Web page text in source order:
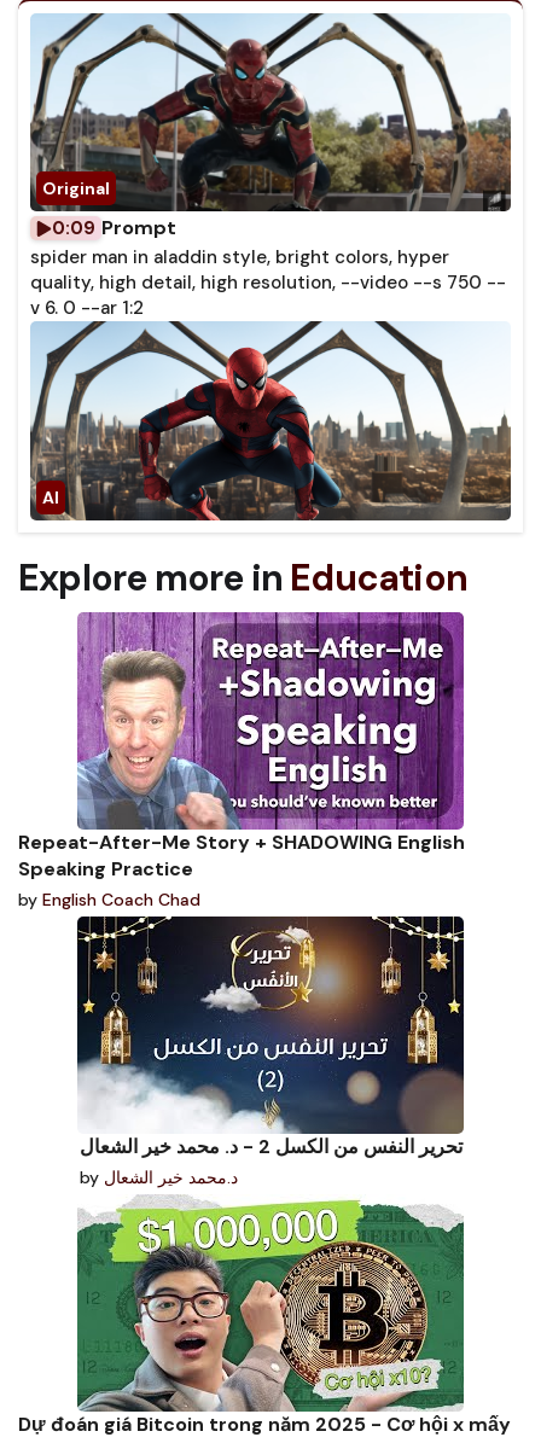
0:09 Prompt
spider man in aladdin style, bright colors, hyper
quality, high detail, high resolution, --video --s 750 --
v 6. 0 --ar 1:2
Explore more in Education
Repeat-After-Me Story + SHADOWING English
Speaking Practice
by English Coach Chad
تحرير النفس من الكسل 2 - د. محمد خير الشعال
by د.محمد خير الشعال
Dự đoán giá Bitcoin trong năm 2025 - Cơ hội x mấy